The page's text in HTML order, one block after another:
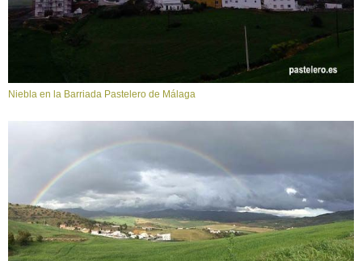
Niebla en la Barriada Pastelero de Málaga